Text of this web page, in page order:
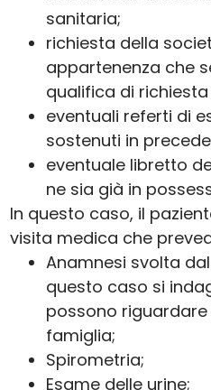
sanitaria;
richiesta della
appartenenza che
qualifica di
eventuali referti di
sostenuti in
eventuale libretto
ne sia già in
In questo caso, il
visita medica che
Anamnesi svolta
questo caso si
possono riguardare
famiglia;
Spirometria;
Esame delle urine;